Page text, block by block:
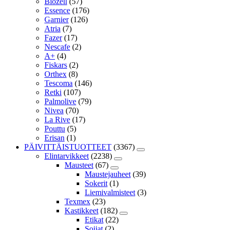
Essence (176)
Garnier (126)
Atria (7)
Fazer (17)
Nescafe (2)
A+ (4)
Fiskars (2)
Orthex (8)
Tescoma (146)
Retki (107)
Palmolive (79)
Nivea (70)
La Rive (17)
Pouttu (5)
Erisan (1)
PÄIVITTÄISTUOTTEET (3367)
Elintarvikkeet (2238)
Mausteet (67)
Maustejauheet (39)
Sokerit (1)
Liemivalmisteet (3)
Texmex (23)
Kastikkeet (182)
Etikat (22)